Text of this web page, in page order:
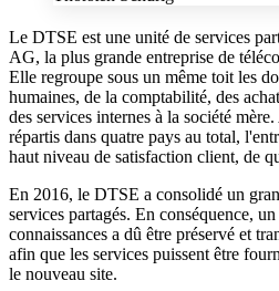
Le DTSE est une unité de services
AG, la plus grande entreprise de
Elle regroupe sous un même toit les
humaines, de la comptabilité, des
des services internes à la société
répartis dans quatre pays au total,
haut niveau de satisfaction client, de
En 2016, le DTSE a consolidé un
services partagés. En conséquence,
connaissances a dû être préservé et
afin que les services puissent être
le nouveau site.